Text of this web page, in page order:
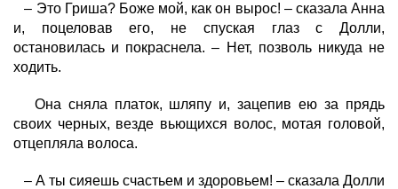
– Это Гриша? Боже мой, как он вырос! – сказала Анна
и, поцеловав его, не спуская глаз с Долли,
остановилась и покраснела. – Нет, позволь никуда не
ходить.
Она сняла платок, шляпу и, зацепив ею за прядь
своих черных, везде вьющихся волос, мотая головой,
отцепляла волоса.
– А ты сияешь счастьем и здоровьем! – сказала Долли